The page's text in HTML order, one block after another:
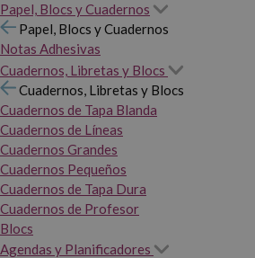
Papel, Blocs y Cuadernos
Papel, Blocs y Cuadernos
Notas Adhesivas
Cuadernos, Libretas y Blocs
Cuadernos, Libretas y Blocs
Cuadernos de Tapa Blanda
Cuadernos de Líneas
Cuadernos Grandes
Cuadernos Pequeños
Cuadernos de Tapa Dura
Cuadernos de Profesor
Blocs
Agendas y Planificadores